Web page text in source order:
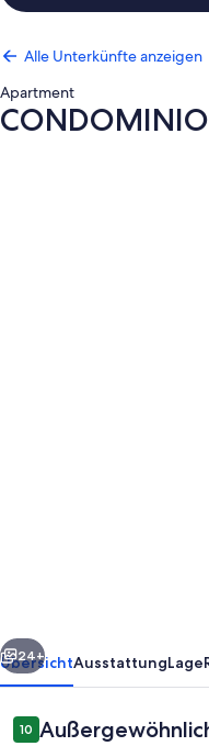
Alle Unterkünfte anzeigen
Apartment
CONDOMINIO
Weiter
24+
ÜbersichtAusstattungLage
Bewertungen
1010 von 10.